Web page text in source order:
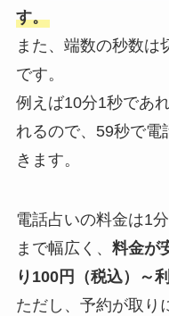
す。
また、端数の秒数は
です。
例えば10分1秒であ
れるので、59秒で電
きます。
電話占いの料金は1
まで幅広く、 料金が
り100円（税込）～
ただし、予約が取り